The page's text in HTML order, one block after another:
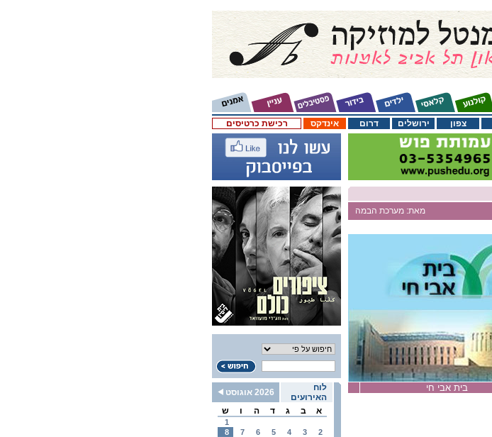
רכישת כרטיסים אינדקס דרום ירושלים צפון
לוח
האירועים
2026 אוגוסט
א
ב ג ד ה ו ש
1
2
3
4
5
6
7
8
מאת: מערכת הבמה
בית אבי חי